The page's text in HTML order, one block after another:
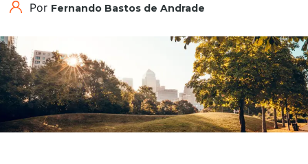
Por Fernando Bastos de Andrade